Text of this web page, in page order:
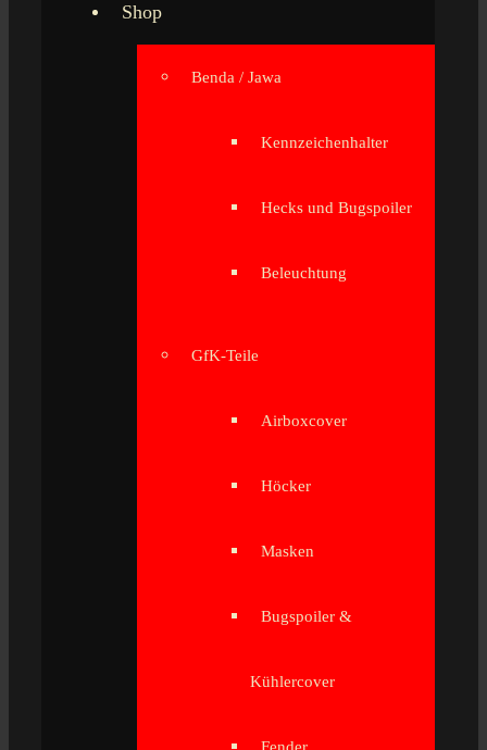
Shop
Benda / Jawa
Kennzeichenhalter
Hecks und Bugspoiler
Beleuchtung
GfK-Teile
Airboxcover
Höcker
Masken
Bugspoiler &
Kühlercover